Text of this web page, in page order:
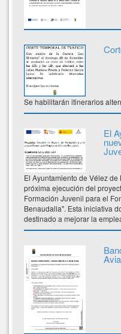
Se habilitarán itinerarios
El
El Ayuntamiento de Vélez
próxima ejecución del
Formación Juvenil para el
Benaudalla". Esta iniciativa
destinado a mejorar la
para la infancia, la